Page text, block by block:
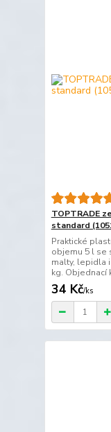
TOPTRADE
standard
Praktické
objemu 5 l se
malty, lepidla
kg. Objednací
34 Kč/ks